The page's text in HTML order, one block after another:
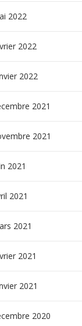
2022
2022
2022
2021
2021
2021
2021
2021
2021
2021
2020